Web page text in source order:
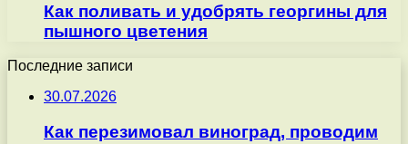
Как поливать и удобрять георгины для
пышного цветения
Последние записи
30.07.2026
Как перезимовал виноград, проводим